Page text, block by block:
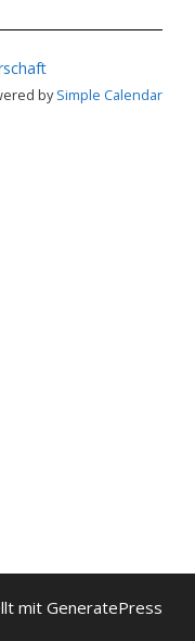
bySimple Calendar
mit GeneratePress